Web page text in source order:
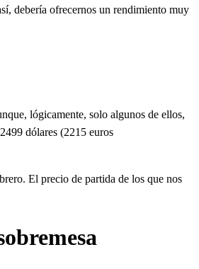
debería ofrecernos un rendimiento muy
lógicamente, solo algunos de ellos,
dólares (2215 euros
El precio de partida de los que nos